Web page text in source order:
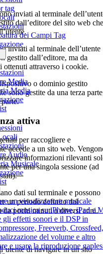
tag
dei Campi Tag
Media
Media
Audio
Musicale
un visualizzatore musicale
musica su iPhone, iPad e
gli effetti sonori e il DSP in
Freeverb, Crossfeed,
del volume e altro
e usare la riproduzione
inviati al terminale
dall’editore del sito web che
inviati al terminale dell’utente
gestito dall’editore, ma da
ottenuti attraverso i cookie.
o dominio gestito
sono gestite da una terza
attiva
per raccogliere e
accede a un sito web.
informazioni rilevanti
per una singola sessione (ad
dati sul terminale e possono
un periodo definito dal
da pochi minuti a diversi anni.
di navigare in un sito